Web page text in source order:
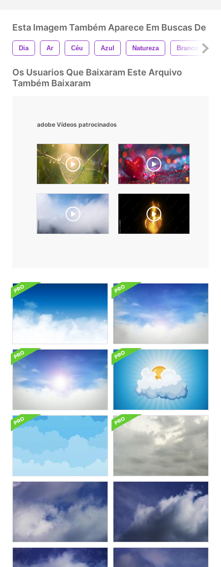
Esta Imagem Também Aparece Em Buscas De
Dia Ar Céu Azul Natureza Branco
Os Usuarios Que Baixaram Este Arquivo
Também Baixaram
adobe Vídeos patrocinados